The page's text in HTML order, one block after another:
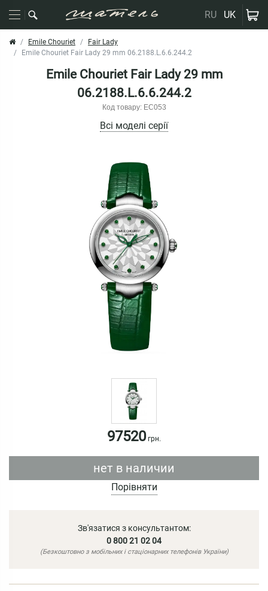
RU UK
Emile Chouriet
Fair Lady
Emile Chouriet Fair Lady 29 mm 06.2188.L.6.6.244.2
Emile Chouriet Fair Lady 29 mm
06.2188.L.6.6.244.2
Код товару: EC053
Всі моделі серії
97520грн.
нет в наличии
Порівняти
Зв'язатися з консультантом:
0 800 21 02 04
(Безкоштовно з мобільних і стаціонарних телефонів України)